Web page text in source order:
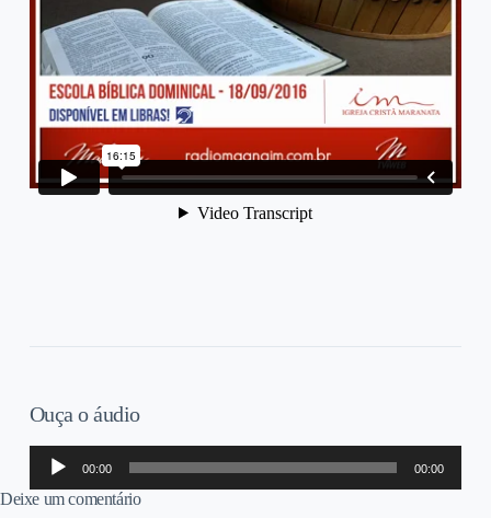
Ouça o áudio
Tocador
áudio
00:00 00:00
Deixe um comentário